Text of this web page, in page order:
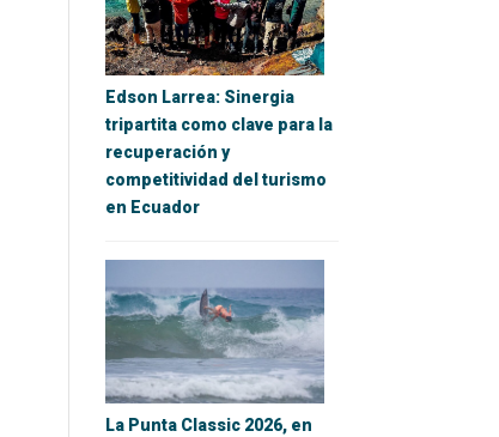
Edson Larrea: Sinergia
tripartita como clave para la
recuperación y
competitividad del turismo
en Ecuador
La Punta Classic 2026, en